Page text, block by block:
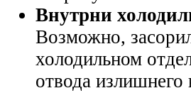
Внутрни
Возможно,
холодильном
отвода излишнего